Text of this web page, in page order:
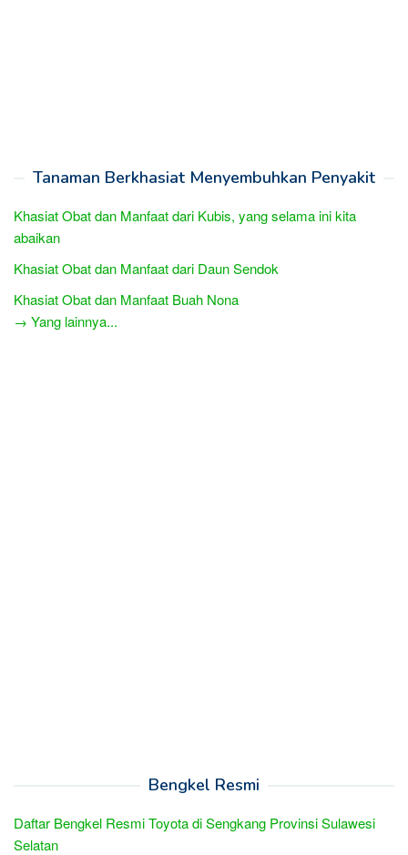
Tanaman Berkhasiat Menyembuhkan Penyakit
Khasiat Obat dan Manfaat dari Kubis, yang selama ini kita
abaikan
Khasiat Obat dan Manfaat dari Daun Sendok
Khasiat Obat dan Manfaat Buah Nona
→ Yang lainnya...
Bengkel Resmi
Daftar Bengkel Resmi Toyota di Sengkang Provinsi Sulawesi
Selatan